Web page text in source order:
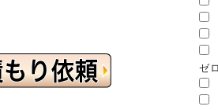
ゼ